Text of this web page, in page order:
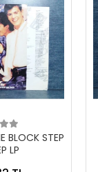
BLOCK STEP
LP